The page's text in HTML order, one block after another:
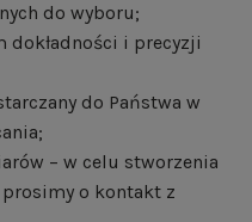
do wyboru;
dokładności i precyzji
do Państwa w
– w celu stworzenia
o kontakt z